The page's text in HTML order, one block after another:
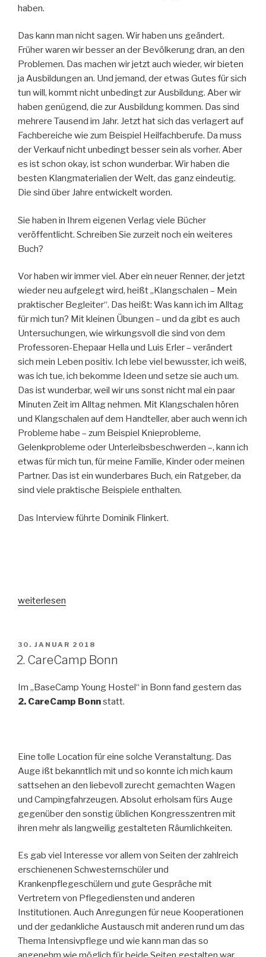
haben.
Das kann man nicht sagen. Wir haben uns geändert.
Früher waren wir besser an der Bevölkerung dran, an den
Problemen. Das machen wir jetzt auch wieder, wir bieten
ja Ausbildungen an. Und jemand, der etwas Gutes für sich
tun will, kommt nicht unbedingt zur Ausbildung. Aber wir
haben genügend, die zur Ausbildung kommen. Das sind
mehrere Tausend im Jahr. Jetzt hat sich das verlagert auf
Fachbereiche wie zum Beispiel Heilfachberufe. Da muss
der Verkauf nicht unbedingt besser sein als vorher. Aber
es ist schon okay, ist schon wunderbar. Wir haben die
besten Klangmaterialien der Welt, das ganz eindeutig.
Die sind über Jahre entwickelt worden.
Sie haben in Ihrem eigenen Verlag viele Bücher
veröffentlicht. Schreiben Sie zurzeit noch ein weiteres
Buch?
Vor haben wir immer viel. Aber ein neuer Renner, der jetzt
wieder neu aufgelegt wird, heißt „Klangschalen – Mein
praktischer Begleiter“. Das heißt: Was kann ich im Alltag
für mich tun? Mit kleinen Übungen – und da gibt es auch
Untersuchungen, wie wirkungsvoll die sind von dem
Professoren-Ehepaar Hella und Luis Erler – verändert
sich mein Leben positiv. Ich lebe viel bewusster, ich weiß,
was ich tue, ich bekomme Ideen und setze sie auch um.
Das ist wunderbar, weil wir uns sonst nicht mal ein paar
Minuten Zeit im Alltag nehmen. Mit Klangschalen hören
und Klangschalen auf dem Handteller, aber auch wenn ich
Probleme habe – zum Beispiel Knieprobleme,
Gelenkprobleme oder Unterleibsbeschwerden –, kann ich
etwas für mich tun, für meine Familie, Kinder oder meinen
Partner. Das ist ein wunderbares Buch, ein Ratgeber, da
sind viele praktische Beispiele enthalten.
Das Interview führte Dominik Flinkert.
„„Klang
weiterlesen
VERÖFFENTLICHT
AM
30. JANUAR 2018
2. CareCamp Bonn
Im „BaseCamp Young Hostel“ in Bonn fand gestern das
2. CareCamp Bonnstatt.
Eine tolle Location für eine solche Veranstaltung. Das
Auge ißt bekanntlich mit und so konnte ich mich kaum
sattsehen an den liebevoll zurecht gemachten Wagen
und Campingfahrzeugen. Absolut erholsam fürs Auge
gegenüber den sonstig üblichen Kongresszentren mit
ihren mehr als langweilig gestalteten Räumlichkeiten.
Es gab viel Interesse vor allem von Seiten der zahlreich
erschienenen Schwesternschüler und
Krankenpflegeschülern und gute Gespräche mit
Vertretern von Pflegediensten und anderen
Institutionen. Auch Anregungen für neue Kooperationen
und der gedankliche Austausch mit anderen rund um das
Thema Intensivpflege und wie kann man das so